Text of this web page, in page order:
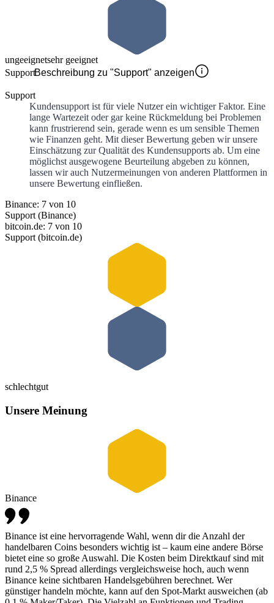
ungeeignetsehr geeignet
SupportBeschreibung zu "Support" anzeigen
Support
Kundensupport ist für viele Nutzer ein wichtiger Faktor. Eine
lange Wartezeit oder gar keine Rückmeldung bei Problemen
kann frustrierend sein, gerade wenn es um sensible Themen
wie Finanzen geht. Mit dieser Bewertung geben wir unsere
Einschätzung zur Qualität des Kundensupports ab. Um eine
möglichst ausgewogene Beurteilung abgeben zu können,
lassen wir auch Nutzermeinungen von anderen Plattformen in
unsere Bewertung einfließen.
Binance: 7 von 10
Support (Binance)
bitcoin.de: 7 von 10
Support (bitcoin.de)
schlechtgut
Unsere Meinung
Binance
Binance ist eine hervorragende Wahl, wenn dir die Anzahl der
handelbaren Coins besonders wichtig ist – kaum eine andere Börse
bietet eine so große Auswahl. Die Kosten beim Direktkauf sind mit
rund 2,5 % Spread allerdings vergleichsweise hoch, auch wenn
Binance keine sichtbaren Handelsgebühren berechnet. Wer
günstiger handeln möchte, kann auf den Spot-Markt ausweichen (ab